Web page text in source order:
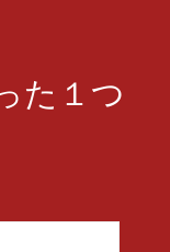
た１つ